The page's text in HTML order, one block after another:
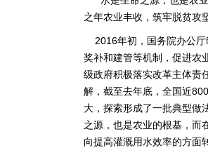
之年农业丰收，筑牢脱贫攻
2016年初，国务院办公厅
奖补和建管等机制，促进农
级政府积极落实改革主体责
解，截至去年底，全国近
大，探索形成了一批典型做
之源，也是农业的根基，而
向提高灌溉用水效率的方面